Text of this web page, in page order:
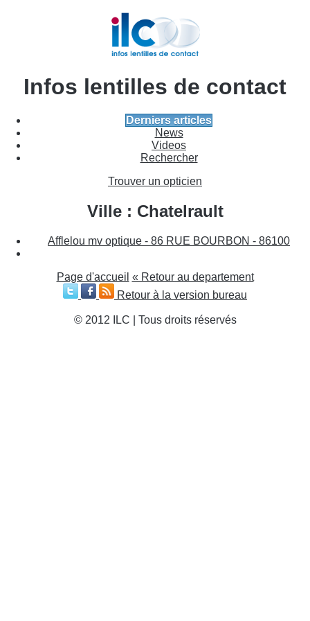
Infos lentilles de contact
Derniers articles
News
Videos
Rechercher
Trouver un opticien
Ville : Chatelrault
Afflelou mv optique - 86 RUE BOURBON - 86100
Page d'accueil « Retour au departement
Retour à la version bureau
© 2012 ILC | Tous droits réservés